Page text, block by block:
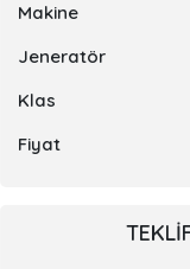
Makine
Jeneratör
Klas
Fiyat